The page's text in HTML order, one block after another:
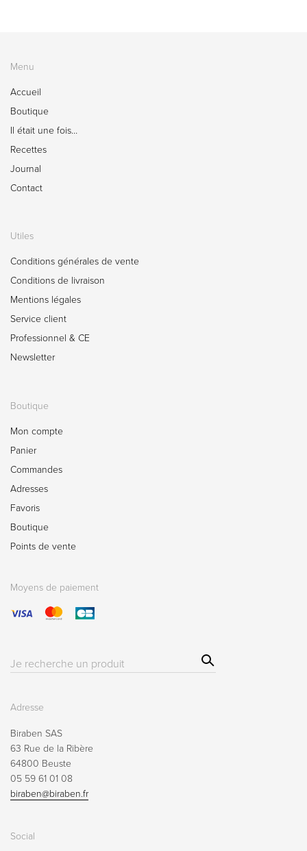
Menu
Accueil
Boutique
Il était une fois…
Recettes
Journal
Contact
Utiles
Conditions générales de vente
Conditions de livraison
Mentions légales
Service client
Professionnel & CE
Newsletter
Boutique
Mon compte
Panier
Commandes
Adresses
Favoris
Boutique
Points de vente
Moyens de paiement
Résultat(s)
Sear
ch
Adresse
Biraben SAS
63 Rue de la Ribère
64800 Beuste
05 59 61 01 08
biraben@biraben.fr
Social